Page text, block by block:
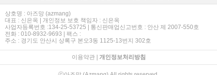
상호명 : 아즈망 (azmang)
대표 : 신은옥 | 개인정보 보호 책임자 : 신은옥
사업자등록번호 :134-25-53725 | 통신판매업신고번호 : 안산 제 2007-550호
전화 : 010-8932-9693 | 팩스 :
주소 : 경기도 안산시 상록구 본오3동 1125-13번지 302호
이용약관| 개인정보처리방침